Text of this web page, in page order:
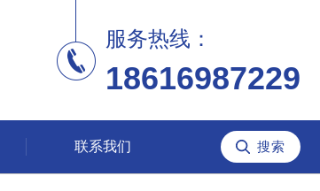
服务热线：
18616987229
联系我们